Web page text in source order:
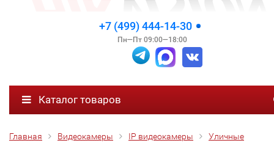
+7 (499) 444-14-30
Пн—Пт 09:00—18:00
Каталог товаров
Главная Видеокамеры IP видеокамеры
Уличные